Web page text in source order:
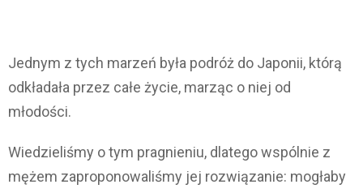
Jednym z tych marzeń była podróż do Japonii, którą
odkładała przez całe życie, marząc o niej od
młodości.
Wiedzieliśmy o tym pragnieniu, dlatego wspólnie z
mężem zaproponowaliśmy jej rozwiązanie: mogłaby